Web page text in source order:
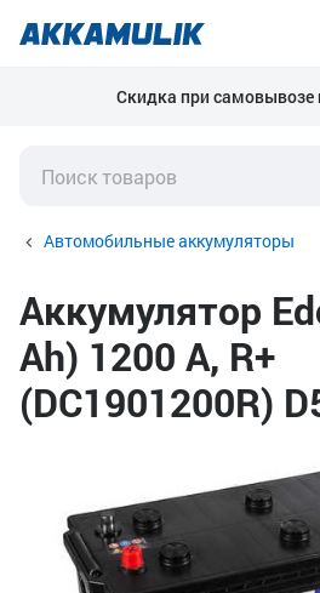
Скидка при самовывозе
Автомобильные аккумуляторы
Аккумулятор
Ah) 1200 А, R+
(DC1901200R)